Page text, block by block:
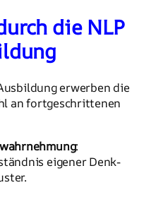
die NLP
erwerben die
an fortgeschrittenen
:
eigener Denk-